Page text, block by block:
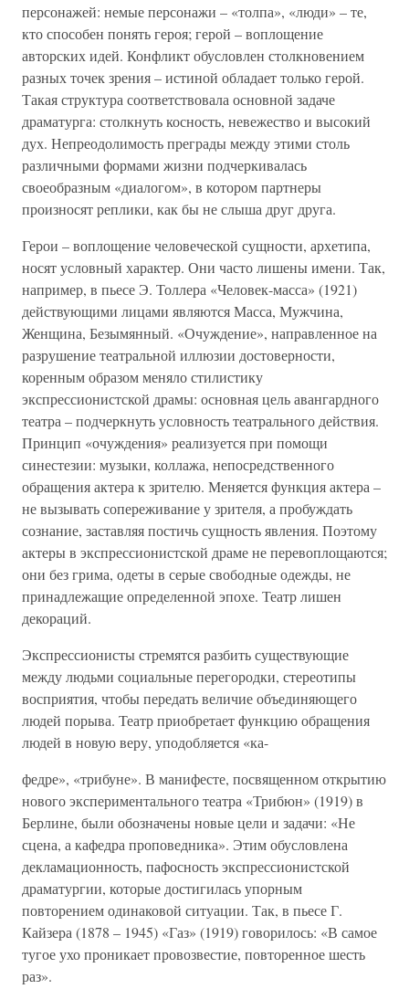
персонажей: немые персонажи – «толпа», «люди» – те,
кто способен понять героя; герой – воплощение
авторских идей. Конфликт обусловлен столкновением
разных точек зрения – истиной обладает только герой.
Такая структура соответствовала основной задаче
драматурга: столкнуть косность, невежество и высокий
дух. Непреодолимость преграды между этими столь
различными формами жизни подчеркивалась
своеобразным «диалогом», в котором партнеры
произносят реплики, как бы не слыша друг друга.
Герои – воплощение человеческой сущности, архетипа,
носят условный характер. Они часто лишены имени. Так,
например, в пьесе Э. Толлера «Человек-масса» (1921)
действующими лицами являются Масса, Мужчина,
Женщина, Безымянный. «Очуждение», направленное на
разрушение театральной иллюзии достоверности,
коренным образом меняло стилистику
экспрессионистской драмы: основная цель авангардного
театра – подчеркнуть условность театрального действия.
Принцип «очуждения» реализуется при помощи
синестезии: музыки, коллажа, непосредственного
обращения актера к зрителю. Меняется функция актера –
не вызывать сопереживание у зрителя, а пробуждать
сознание, заставляя постичь сущность явления. Поэтому
актеры в экспрессионистской драме не перевоплощаются;
они без грима, одеты в серые свободные одежды, не
принадлежащие определенной эпохе. Театр лишен
декораций.
Экспрессионисты стремятся разбить существующие
между людьми социальные перегородки, стереотипы
восприятия, чтобы передать величие объединяющего
людей порыва. Театр приобретает функцию обращения
людей в новую веру, уподобляется «ка-
федре», «трибуне». В манифесте, посвященном открытию
нового экспериментального театра «Трибюн» (1919) в
Берлине, были обозначены новые цели и задачи: «Не
сцена, а кафедра проповедника». Этим обусловлена
декламационность, пафосность экспрессионистской
драматургии, которые достигилась упорным
повторением одинаковой ситуации. Так, в пьесе Г.
Кайзера (1878 – 1945) «Газ» (1919) говорилось: «В самое
тугое ухо проникает провозвестие, повторенное шесть
раз».